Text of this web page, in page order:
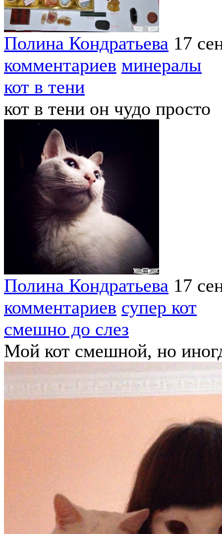
Полина Кондратьева 17
комментариев минералы
кот в тени
кот в тени он чудо просто
Полина Кондратьева 17
комментариев супер кот
смешно до слез
Мой кот смешной, но